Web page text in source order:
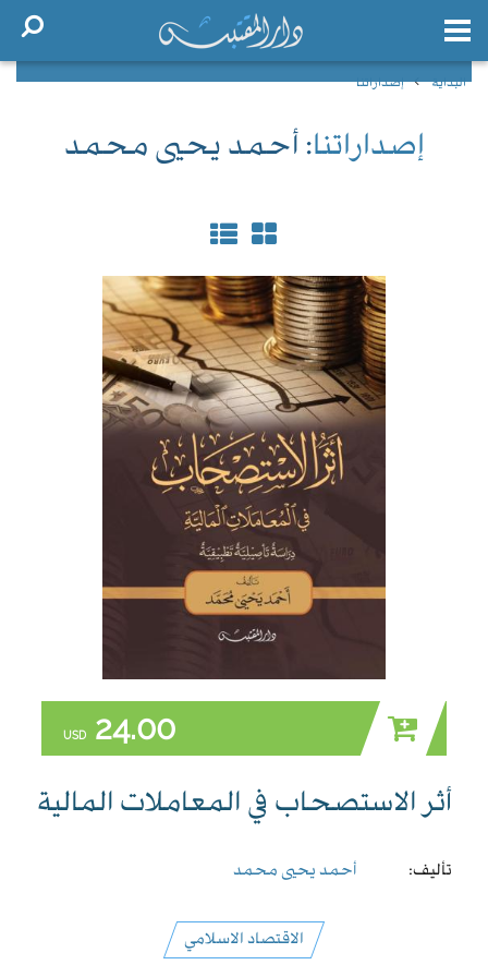
البداية إصداراتنا
إصداراتنا: أحمد يحيى محمد
24.00
USD
أثر الاستصحاب في المعاملات المالية
تأليف: أحمد يحيى محمد
الاقتصاد الاسلامي